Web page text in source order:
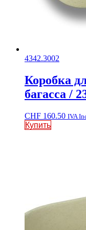
4342.3002
Коробка
багасса /
CHF 160.50 IVA
Купить